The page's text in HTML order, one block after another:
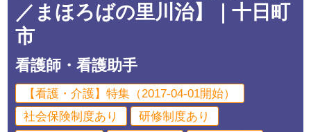
／まほろばの里川治】｜十日町
市
看護師・看護助手
【看護・介護】特集（2017-04-01開始）
社会保険制度あり
研修制度あり